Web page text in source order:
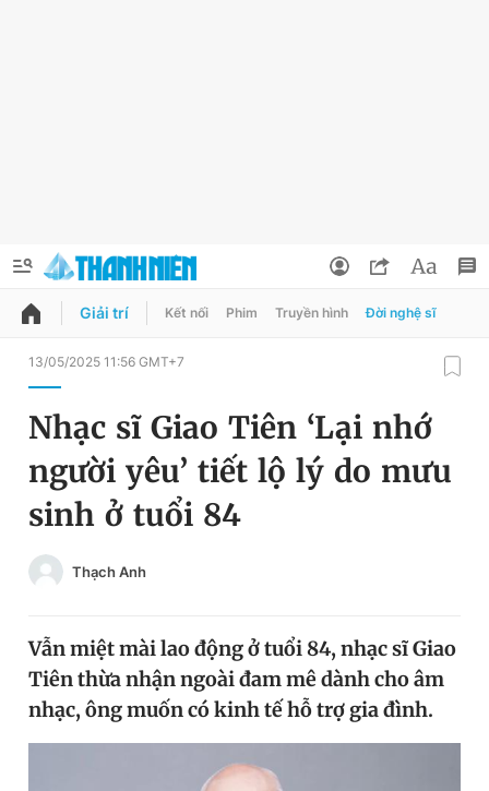
QUẢNG CÁO
Chuyên mục
Chuyên mục khác
Chào ngày mới
Tin thị trường Tin 360
Video Magazine
Đổi mật khẩu
Tin đã lưu
Giải trí Kết nối Phim Truyền hình Đời nghệ sĩ
13/05/2025 11:56 GMT+7
Nhạc sĩ Giao Tiên ‘Lại nhớ
người yêu’ tiết lộ lý do mưu
sinh ở tuổi 84
Thạch Anh
Vẫn miệt mài lao động ở tuổi 84, nhạc sĩ Giao
Tiên thừa nhận ngoài đam mê dành cho âm
nhạc, ông muốn có kinh tế hỗ trợ gia đình.